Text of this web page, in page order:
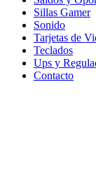
Sillas Gamer
Sonido
Tarjetas de
Teclados
Ups y
Contacto